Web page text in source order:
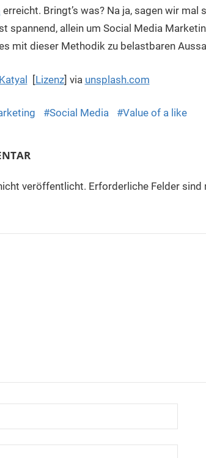
erreicht. Bringt’s was? Na ja, sagen wir mal
spannend, allein um Social Media
mit dieser Methodik zu belastbaren
[Lizenz] via unsplash.com
Social Media Value of a like
veröffentlicht. Erforderliche Felder sind